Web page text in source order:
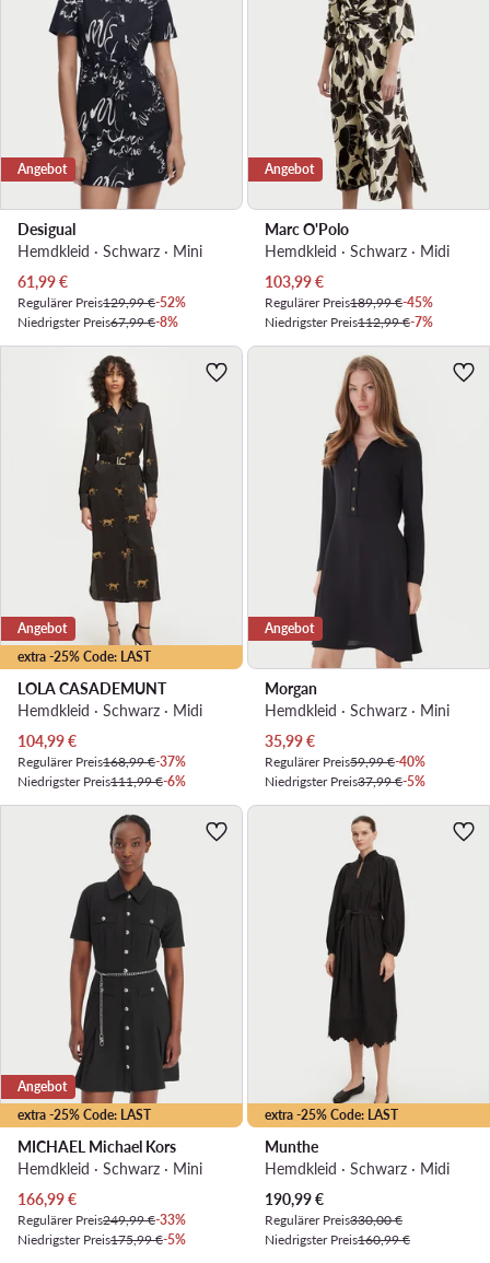
Angebot
Desigual
Hemdkleid · Schwarz · Mini
Aktueller Preis
61,99€
Regulärer Preis129,99 €-52%
Niedrigster Preis67,99 €-8%
Angebot
Marc O'Polo
Hemdkleid · Schwarz · Midi
Aktueller Preis
103,99€
Regulärer Preis189,99 €-45%
Niedrigster Preis112,99 €-7%
extra -25% Code: LAST
Angebot
LOLA CASADEMUNT
Hemdkleid · Schwarz · Midi
Aktueller Preis
104,99€
Regulärer Preis168,99 €-37%
Niedrigster Preis111,99 €-6%
Angebot
Morgan
Hemdkleid · Schwarz · Mini
Aktueller Preis
35,99€
Regulärer Preis59,99 €-40%
Niedrigster Preis37,99 €-5%
extra -25% Code: LAST
Angebot
MICHAEL Michael Kors
Hemdkleid · Schwarz · Mini
Aktueller Preis
166,99€
Regulärer Preis249,99 €-33%
Niedrigster Preis175,99 €-5%
extra -25% Code: LAST
Munthe
Hemdkleid · Schwarz · Midi
Aktueller Preis
190,99€
Regulärer Preis330,00 €
Niedrigster Preis160,99 €